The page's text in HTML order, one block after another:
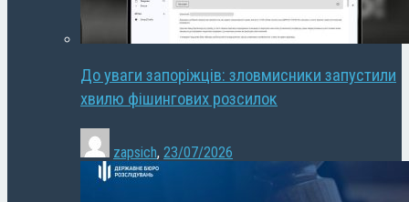
До уваги запоріжців: зловмисники запустили
хвилю фішингових розсилок
zapsich, 23/07/2026